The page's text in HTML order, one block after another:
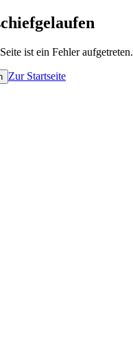
ist ein Fehler aufgetreten.
Zur Startseite